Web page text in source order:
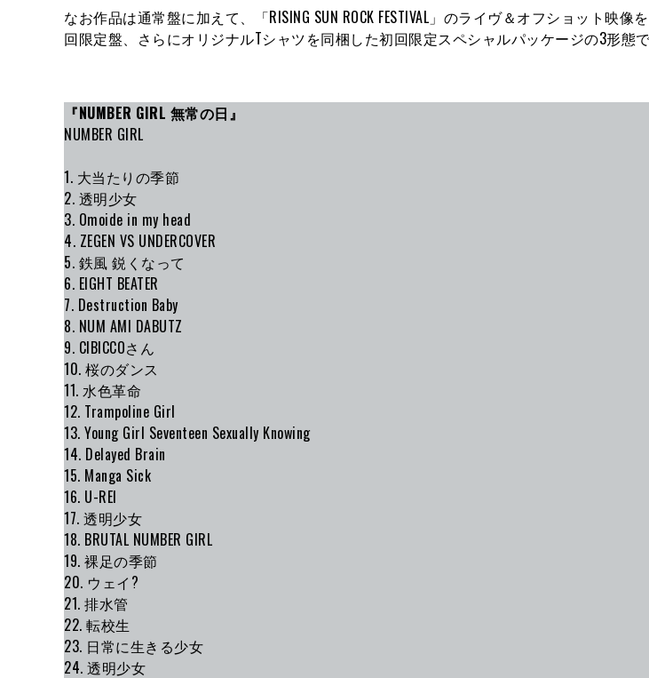
なお作品は通常盤に加えて、「RISING SUN ROCK FESTIVAL」のライヴ＆オフショット映
回限定盤、さらにオリジナルTシャツを同梱した初回限定スペシャルパッケージの3形態で
『NUMBER GIRL 無常の日』
NUMBER GIRL
1. 大当たりの季節
2. 透明少女
3. Omoide in my head
4. ZEGEN VS UNDERCOVER
5. 鉄風 鋭くなって
6. EIGHT BEATER
7. Destruction Baby
8. NUM AMI DABUTZ
9. CIBICCOさん
10. 桜のダンス
11. 水色革命
12. Trampoline Girl
13. Young Girl Seventeen Sexually Knowing
14. Delayed Brain
15. Manga Sick
16. U-REI
17. 透明少女
18. BRUTAL NUMBER GIRL
19. 裸足の季節
20. ウェイ?
21. 排水管
22. 転校生
23. 日常に生きる少女
24. 透明少女